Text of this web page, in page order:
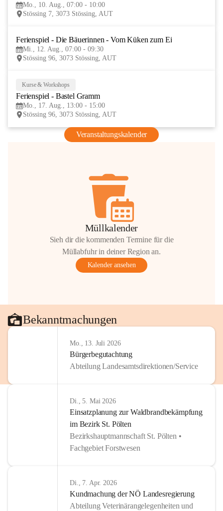
Mo., 10. Aug., 07:00 - 10:00
Stössing 7, 3073 Stössing, AUT
Ferienspiel - Die Bäuerinnen - Vom Küken zum Ei
Mi., 12. Aug., 07:00 - 09:30
Stössing 96, 3073 Stössing, AUT
Kurse & Workshops
Ferienspiel - Bastel Gramm
Mo., 17. Aug., 13:00 - 15:00
Stössing 96, 3073 Stössing, AUT
Veranstaltungskalender
Müllkalender
Sieh dir die kommenden Termine für die
Müllabfuhr in deiner Region an.
Kalender ansehen
Bekanntmachungen
Mo., 13. Juli 2026
Bürgerbegutachtung
Abteilung Landesamtsdirektionen/Service
Di., 5. Mai 2026
Einsatzplanung zur Waldbrandbekämpfung
im Bezirk St. Pölten
Bezirkshauptmannschaft St. Pölten •
Fachgebiet Forstwesen
Di., 7. Apr. 2026
Kundmachung der NÖ Landesregierung
Abteilung Veterinärangelegenheiten und